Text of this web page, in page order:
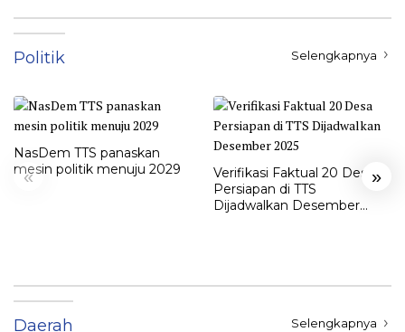
Politik Selengkapnya
« »
NasDem TTS panaskan
mesin politik menuju 2029
Verifikasi Faktual 20 Desa
Persiapan di TTS
Dijadwalkan Desember
Daerah Selengkapnya